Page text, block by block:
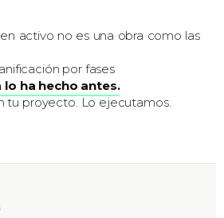
activo no es una obra como las
por fases
lo ha hecho antes.
tu proyecto. Lo ejecutamos.